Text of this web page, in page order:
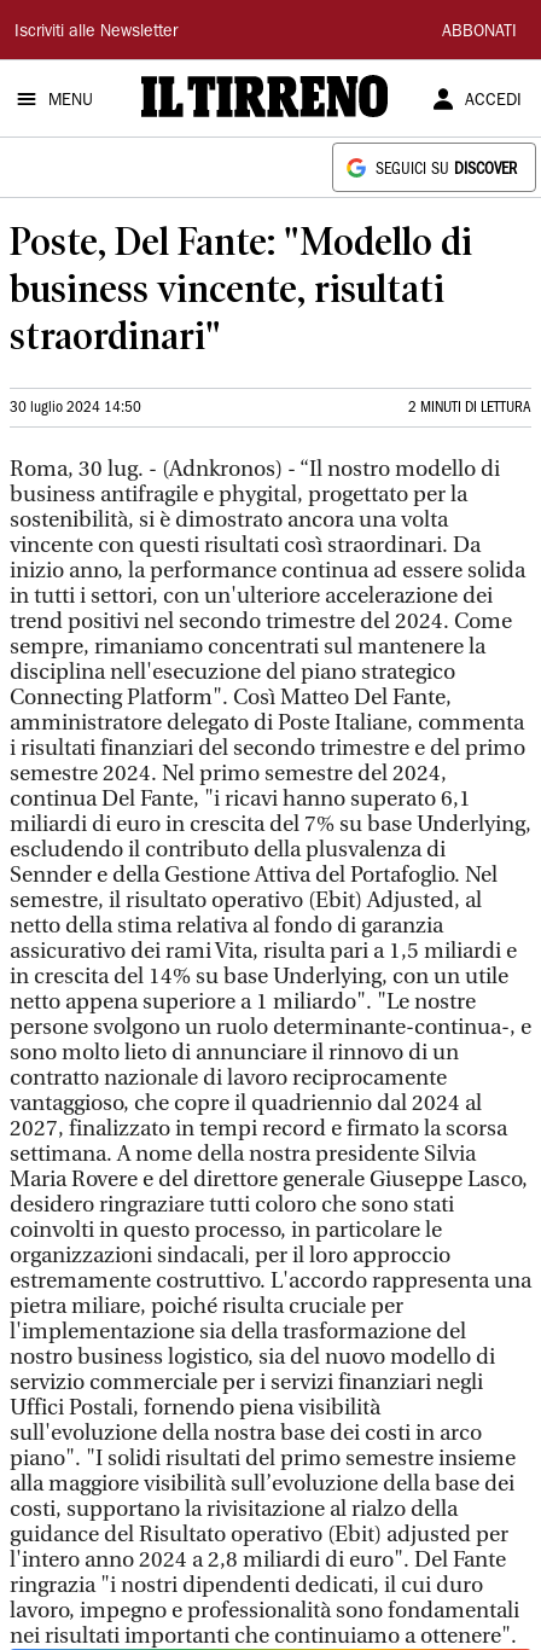
Il
Tirreno
Iscriviti alle Newsletter ABBONATI
MENU ACCEDI
SEGUICI SU DISCOVER
Poste, Del Fante: "Modello di
business vincente, risultati
straordinari"
30 luglio 2024 14:50 2 MINUTI DI LETTURA
Roma, 30 lug. - (Adnkronos) - “Il nostro modello di
business antifragile e phygital, progettato per la
sostenibilità, si è dimostrato ancora una volta
vincente con questi risultati così straordinari. Da
inizio anno, la performance continua ad essere solida
in tutti i settori, con un'ulteriore accelerazione dei
trend positivi nel secondo trimestre del 2024. Come
sempre, rimaniamo concentrati sul mantenere la
disciplina nell'esecuzione del piano strategico
Connecting Platform". Così Matteo Del Fante,
amministratore delegato di Poste Italiane, commenta
i risultati finanziari del secondo trimestre e del primo
semestre 2024. Nel primo semestre del 2024,
continua Del Fante, "i ricavi hanno superato 6,1
miliardi di euro in crescita del 7% su base Underlying,
escludendo il contributo della plusvalenza di
Sennder e della Gestione Attiva del Portafoglio. Nel
semestre, il risultato operativo (Ebit) Adjusted, al
netto della stima relativa al fondo di garanzia
assicurativo dei rami Vita, risulta pari a 1,5 miliardi e
in crescita del 14% su base Underlying, con un utile
netto appena superiore a 1 miliardo". "Le nostre
persone svolgono un ruolo determinante-continua-, e
sono molto lieto di annunciare il rinnovo di un
contratto nazionale di lavoro reciprocamente
vantaggioso, che copre il quadriennio dal 2024 al
2027, finalizzato in tempi record e firmato la scorsa
settimana. A nome della nostra presidente Silvia
Maria Rovere e del direttore generale Giuseppe Lasco,
desidero ringraziare tutti coloro che sono stati
coinvolti in questo processo, in particolare le
organizzazioni sindacali, per il loro approccio
estremamente costruttivo. L'accordo rappresenta una
pietra miliare, poiché risulta cruciale per
l'implementazione sia della trasformazione del
nostro business logistico, sia del nuovo modello di
servizio commerciale per i servizi finanziari negli
Uffici Postali, fornendo piena visibilità
sull'evoluzione della nostra base dei costi in arco
piano". "I solidi risultati del primo semestre insieme
alla maggiore visibilità sull’evoluzione della base dei
costi, supportano la rivisitazione al rialzo della
guidance del Risultato operativo (Ebit) adjusted per
l'intero anno 2024 a 2,8 miliardi di euro". Del Fante
ringrazia "i nostri dipendenti dedicati, il cui duro
lavoro, impegno e professionalità sono fondamentali
nei risultati importanti che continuiamo a ottenere".